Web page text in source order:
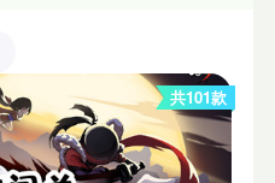
共101款